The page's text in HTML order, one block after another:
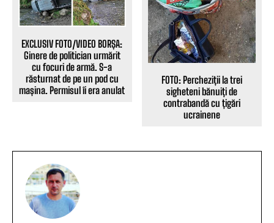
EXCLUSIV FOTO/VIDEO BORȘA:
Ginere de politician urmărit
cu focuri de armă. S-a
răsturnat de pe un pod cu
mașina. Permisul îi era anulat
FOTO: Percheziții la trei
sigheteni bănuiți de
contrabandă cu țigări
ucrainene